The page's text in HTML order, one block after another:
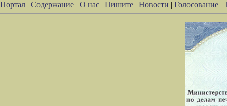
Портал | Содержание | О нас | Пишите | Новости | Голосование |